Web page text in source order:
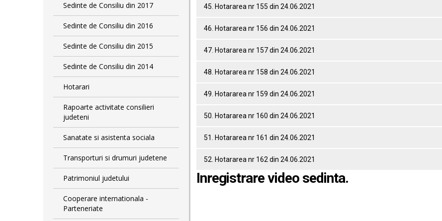
Sedinte de Consiliu din 2017
Sedinte de Consiliu din 2016
Sedinte de Consiliu din 2015
Sedinte de Consiliu din 2014
Hotarari
Rapoarte activitate consilieri
judeteni
Sanatate si asistenta sociala
Transporturi si drumuri judetene
Patrimoniul judetului
Cooperare internationala -
Parteneriate
45. Hotararea nr 155 din 24.06.2021
46. Hotararea nr 156 din 24.06.2021
47. Hotararea nr 157 din 24.06.2021
48. Hotararea nr 158 din 24.06.2021
49. Hotararea nr 159 din 24.06.2021
50. Hotararea nr 160 din 24.06.2021
51. Hotararea nr 161 din 24.06.2021
52. Hotararea nr 162 din 24.06.2021
Inregistrare video sedinta.